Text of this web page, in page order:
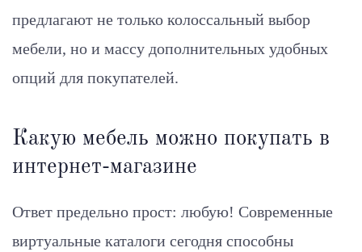
предлагают не только колоссальный выбор
мебели, но и массу дополнительных удобных
опций для покупателей.
Какую мебель можно покупать в
интернет-магазине
Ответ предельно прост: любую! Современные
виртуальные каталоги сегодня способны